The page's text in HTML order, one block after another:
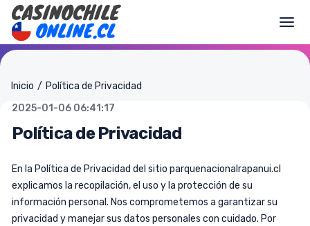
Inicio
Política de Privacidad
2025-01-06 06:41:17
Política de Privacidad
En la Política de Privacidad del sitio parquenacionalrapanui.cl
explicamos la recopilación, el uso y la protección de su
información personal. Nos comprometemos a garantizar su
privacidad y manejar sus datos personales con cuidado. Por